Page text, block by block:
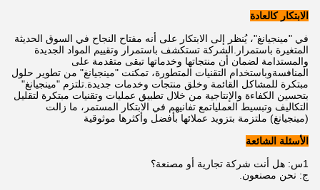
الابتكار كالعادة
في "مينجيانغ"، يُنظر إلى الابتكار على أنه مفتاح النجاح في السوق الحديثة
المتغيرة باستمرار.الشركة تستكشف باستمرار وتقييم المواد الجديدة
والمستدامة لضمان أن منتجاتها وخدماتها تبقى متقدمة على
المنافسةوباستخدام التقنيات المتطورة، تمكنت "مينجيانغ" من تطوير حلول
مبتكرة للمشاكل القائمة وخلق منتجات وخدمات جديدة.تلتزم "مينجيانغ"
بتحسين الكفاءة والإنتاجية من خلال تطبيق عمليات وتقنيات مبتكرة لتقليل
التكاليف وتبسيط العملياتمع تفانيهم في الابتكار المستمر، ما زالت
(مينجيانغ) ملتزمة بتزويد عملائها بأفضل وأكثرها موثوقية
الأسئلة الشائعة
1س: هل أنت شركة تجارية أو مصنعة؟
ج: نحن مصنعون.